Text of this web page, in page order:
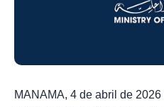
MANAMA, 4 de abril de